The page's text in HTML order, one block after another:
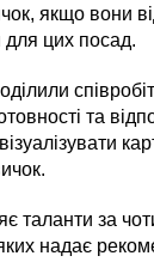
якщо вони
цих посад.
та
таланти за
надає